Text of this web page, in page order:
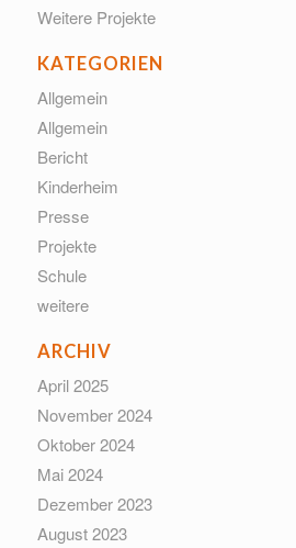
Weitere Projekte
KATEGORIEN
Allgemein
Allgemein
Bericht
Kinderheim
Presse
Projekte
Schule
weitere
ARCHIV
April 2025
November 2024
Oktober 2024
Mai 2024
Dezember 2023
August 2023